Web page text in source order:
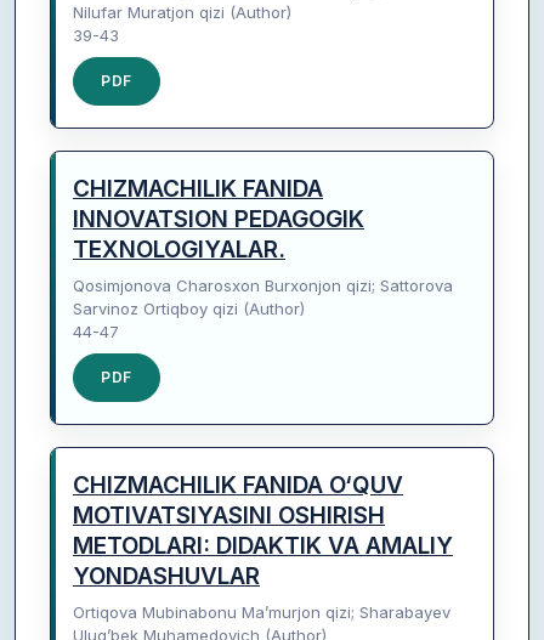
Nilufar Muratjon qizi (Author)
39-43
PDF
CHIZMACHILIK FANIDA
INNOVATSION PEDAGOGIK
TEXNOLOGIYALAR.
Qosimjonova Charosxon Burxonjon qizi; Sattorova
Sarvinoz Ortiqboy qizi (Author)
44-47
PDF
CHIZMACHILIK FANIDA O‘QUV
MOTIVATSIYASINI OSHIRISH
METODLARI: DIDAKTIK VA AMALIY
YONDASHUVLAR
Ortiqova Mubinabonu Ma’murjon qizi; Sharabayev
Ulug’bek Muhamedovich (Author)